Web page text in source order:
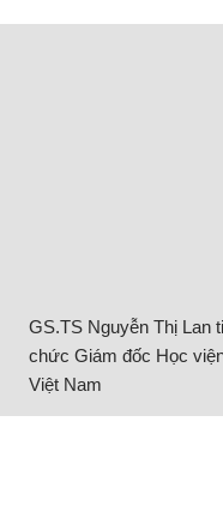
GS.TS Nguyễn Thị Lan
chức Giám đốc Học
Việt Nam